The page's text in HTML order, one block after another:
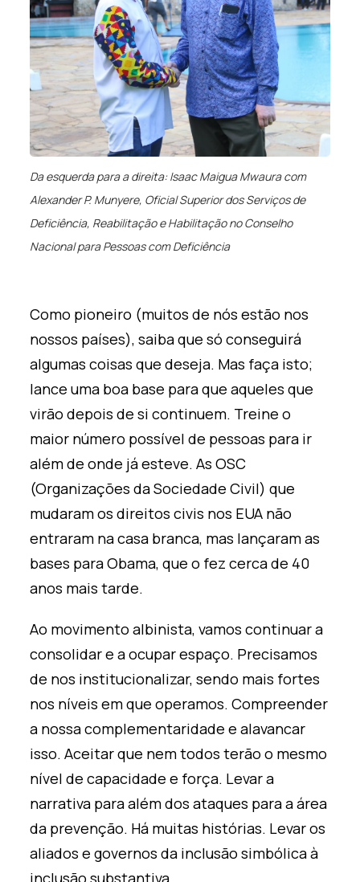
Da esquerda para a direita: Isaac Maigua Mwaura com
Alexander P. Munyere, Oficial Superior dos Serviços de
Deficiência, Reabilitação e Habilitação no Conselho
Nacional para Pessoas com Deficiência
Como pioneiro (muitos de nós estão nos
nossos países), saiba que só conseguirá
algumas coisas que deseja. Mas faça isto;
lance uma boa base para que aqueles que
virão depois de si continuem. Treine o
maior número possível de pessoas para ir
além de onde já esteve. As OSC
(Organizações da Sociedade Civil) que
mudaram os direitos civis nos EUA não
entraram na casa branca, mas lançaram as
bases para Obama, que o fez cerca de 40
anos mais tarde.
Ao movimento albinista, vamos continuar a
consolidar e a ocupar espaço. Precisamos
de nos institucionalizar, sendo mais fortes
nos níveis em que operamos. Compreender
a nossa complementaridade e alavancar
isso. Aceitar que nem todos terão o mesmo
nível de capacidade e força. Levar a
narrativa para além dos ataques para a área
da prevenção. Há muitas histórias. Levar os
aliados e governos da inclusão simbólica à
inclusão substantiva.